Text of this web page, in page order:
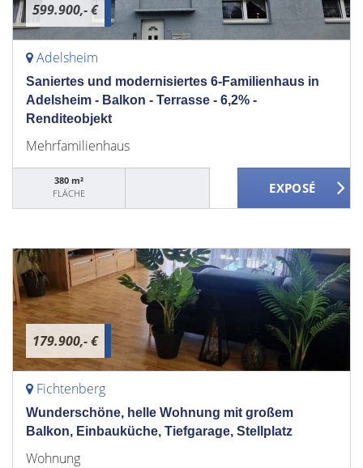
599.900,- €
Adelsheim
Saniertes und modernisiertes 6-Familienhaus in
Adelsheim - Balkon - Terrasse - 6,2% -
Renditeobjekt
Mehrfamilienhaus
380 m²
FLÄCHE
179.900,- €
Fichtenberg
Wunderschöne, helle Wohnung mit großem
Balkon, Einbauküche, Tiefgarage, Stellplatz
Wohnung